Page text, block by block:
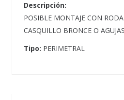
Descripción:
POSIBLE MONTAJE CON
CASQUILLO BRONCE O
Tipo: PERIMETRAL